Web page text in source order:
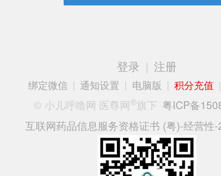
登录 | 注册
绑定微信 | 通知设置 | 电脑版 | 积分充值
© 小儿呼噜网 医尊网®旗下 粤ICP备
互联网药品信息服务资格证书 (粤)-经营性